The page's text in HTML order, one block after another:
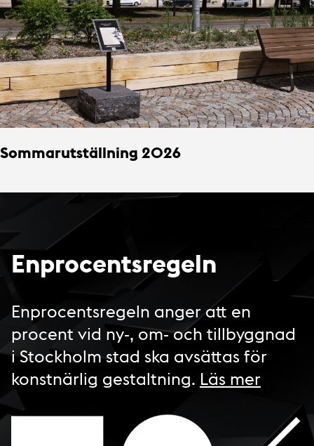
Sommarutställning 2026
Enprocentsregeln
Enprocentsregeln anger att en
procent vid ny-, om- och tillbyggnad
i Stockholm stad ska avsättas för
konstnärlig gestaltning. Läs mer